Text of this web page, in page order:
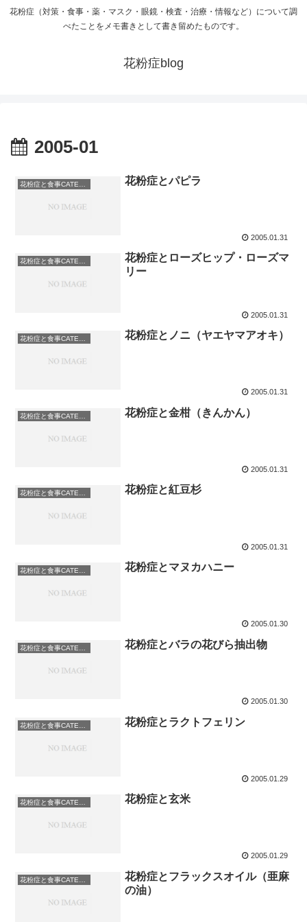
花粉症（対策・食事・薬・マスク・眼鏡・検査・治療・情報など）について調
べたことをメモ書きとして書き留めたものです。
花粉症blog
2005-01
花粉症とパピラ
2005.01.31
花粉症と食事CATEGORY: お茶
花粉症とローズヒップ・ローズマ
リー
2005.01.31
花粉症とノニ（ヤエヤマアオキ）
2005.01.31
花粉症と金柑（きんかん）
2005.01.31
花粉症と食事CATEGORY: お茶 花粉症と紅豆杉
2005.01.31
花粉症とマヌカハニー
2005.01.30
花粉症とバラの花びら抽出物
2005.01.30
花粉症とラクトフェリン
2005.01.29
花粉症と食事CATEGORY: その他 花粉症と玄米
2005.01.29
花粉症とフラックスオイル（亜麻
の油）